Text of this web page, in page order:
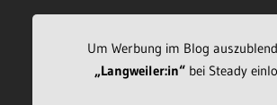
Um Werbung im Blog
„Langweiler:in“bei Steady